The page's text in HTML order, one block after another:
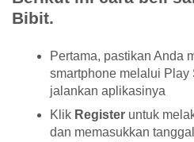
Bibit.
Pertama, pastikan Anda
smartphone melalui Play
jalankan aplikasinya
Klik Register untuk
dan memasukkan